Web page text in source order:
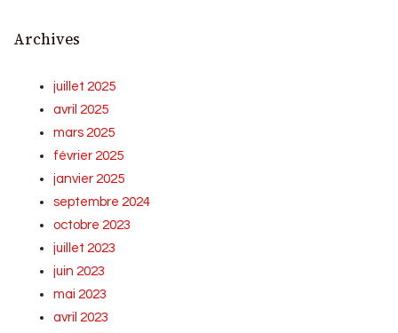
Archives
juillet 2025
avril 2025
mars 2025
février 2025
janvier 2025
septembre 2024
octobre 2023
juillet 2023
juin 2023
mai 2023
avril 2023